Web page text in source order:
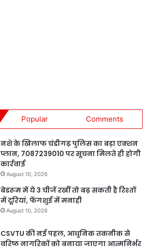
Popular Comments
नशे के खिलाफ चंडीगढ़ पुलिस का बड़ा एक्शन
प्लान, 7087239010 पर सूचना मिलते ही होगी
कार्रवाई
August 10, 2026
बेडरूम में ये 3 चीजें रखीं तो बढ़ सकती है रिश्तों
में दूरियां, फेंगशुई में मनाही
August 10, 2026
CSVTU की नई पहल, आधुनिक तकनीक से
वरिष्ठ नागरिकों को बनाया जाएगा आत्मनिर्भर